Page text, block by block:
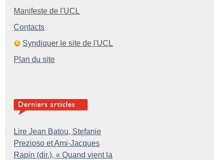
Manifeste de l'UCL
Contacts
Syndiquer le site de l'UCL
Plan du site
Lire Jean Batou, Stefanie
Prezioso et Ami-Jacques
Rapin (dir.), « Quand vient la